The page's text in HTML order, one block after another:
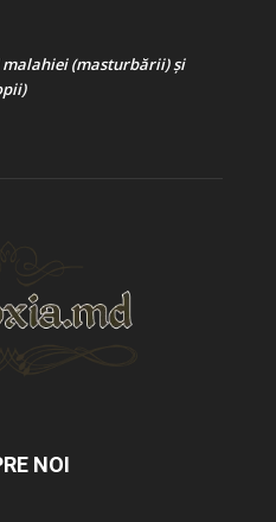
malahiei (masturbării) şi
NOI